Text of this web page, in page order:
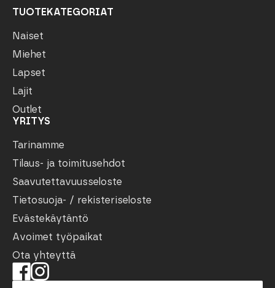
TUOTEKATEGORIAT
Naiset
Miehet
Lapset
Lajit
Outlet
YRITYS
Tarinamme
Tilaus- ja toimitusehdot
Saavutettavuusseloste
Tietosuoja- / rekisteriseloste
Evästekäytäntö
Avoimet työpaikat
Ota yhteyttä